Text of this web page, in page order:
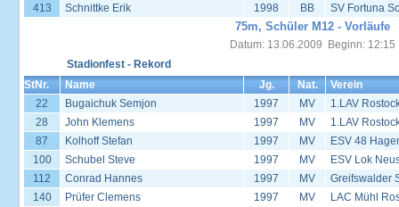
413 Schnittke Erik 1998 BB SV Fortuna
75m, Schüler M12 - Vorläufe
Datum: 13.06.2009 Beginn: 12:15
Stadionfest - Rekord
StNr.
Name Jg. Nat.
Verein
22
Bugaichuk Semjon 1997 MV
1.LAV
28
John Klemens 1997 MV
1.LAV
87
Kolhoff Stefan 1997 MV
ESV 48
100
Schubel Steve 1997 MV
ESV Lok
112
Conrad Hannes 1997 MV
Greifswalder
140
Prüfer Clemens 1997 MV
LAC Mühl